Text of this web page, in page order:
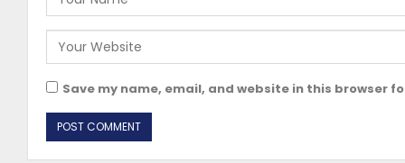
Save my name, email, and website in this browser